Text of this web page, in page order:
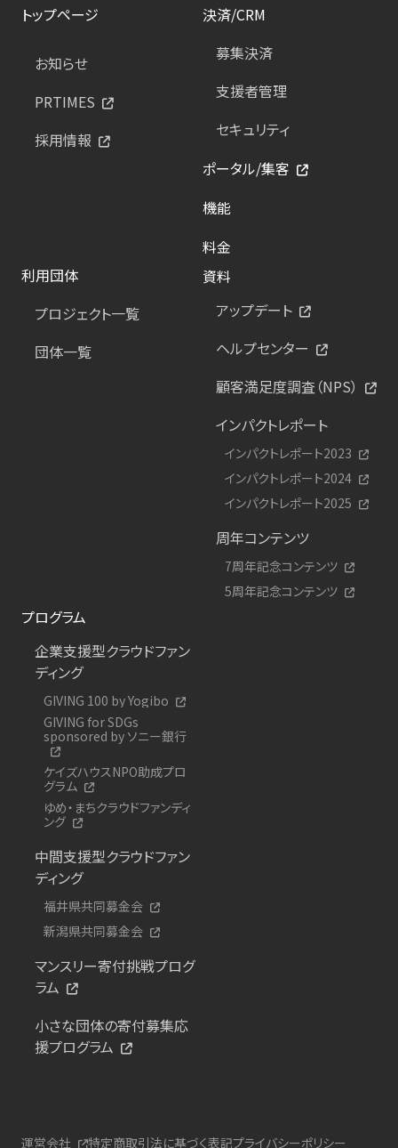
トップページ
お知らせ
PRTIMES
採用情報
決済/CRM
募集決済
支援者管理
セキュリティ
ポータル/集客
機能
料金
利用団体
プロジェクト一覧
団体一覧
資料
アップデート
ヘルプセンター
顧客満足度調査（NPS）
インパクトレポート
インパクトレポート2023
インパクトレポート2024
インパクトレポート2025
周年コンテンツ
7周年記念コンテンツ
5周年記念コンテンツ
プログラム
企業支援型クラウドファン
ディング
GIVING 100 by Yogibo
GIVING for SDGs
sponsored by ソニー銀行
ケイズハウスNPO助成プロ
グラム
ゆめ・まちクラウドファンディ
ング
中間支援型クラウドファン
ディング
福井県共同募金会
新潟県共同募金会
マンスリー寄付挑戦プログ
ラム
小さな団体の寄付募集応
援プログラム
運営会社 特定商取引法に基づく表記プライバシーポリシー